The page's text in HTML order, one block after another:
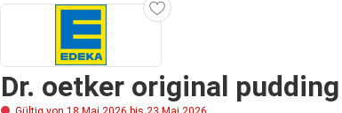
Dr. oetker original pudding